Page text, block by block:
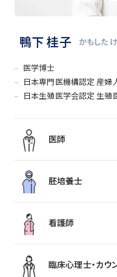
鴨下 桂子 かもした
医学博士
日本専門医機構認定 産婦
日本生殖医学会認定 生殖
医師
胚培養士
看護師
臨床心理士・カウ